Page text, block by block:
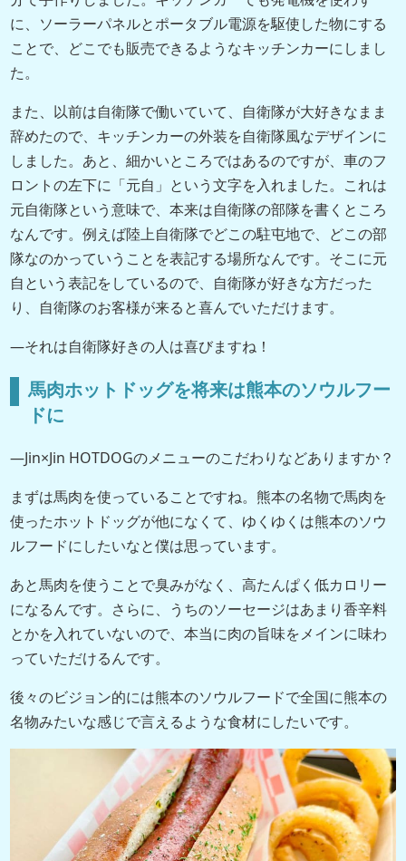
に、ソーラーパネルとポータブル電源を駆使した物にする
ことで、どこでも販売できるようなキッチンカーにしまし
た。
また、以前は自衛隊で働いていて、自衛隊が大好きなまま
辞めたので、キッチンカーの外装を自衛隊風なデザインに
しました。あと、細かいところではあるのですが、車のフ
ロントの左下に「元自」という文字を入れました。これは
元自衛隊という意味で、本来は自衛隊の部隊を書くところ
なんです。例えば陸上自衛隊でどこの駐屯地で、どこの部
隊なのかっていうことを表記する場所なんです。そこに元
自という表記をしているので、自衛隊が好きな方だった
り、自衛隊のお客様が来ると喜んでいただけます。
―それは自衛隊好きの人は喜びますね！
馬肉ホットドッグを将来は熊本のソウルフー
ドに
―Jin×Jin HOTDOGのメニューのこだわりなどありますか？
まずは馬肉を使っていることですね。熊本の名物で馬肉を
使ったホットドッグが他になくて、ゆくゆくは熊本のソウ
ルフードにしたいなと僕は思っています。
あと馬肉を使うことで臭みがなく、高たんぱく低カロリー
になるんです。さらに、うちのソーセージはあまり香辛料
とかを入れていないので、本当に肉の旨味をメインに味わ
っていただけるんです。
後々のビジョン的には熊本のソウルフードで全国に熊本の
名物みたいな感じで言えるような食材にしたいです。